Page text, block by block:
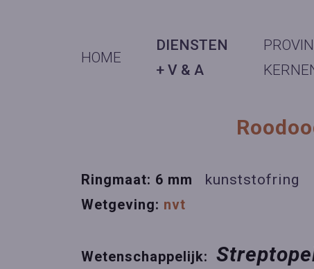
HOME
DIENSTEN
+ V & A
Ringmaat: 6 mm kunststofring
Wetgeving: nvt
Wetenschappelijk: